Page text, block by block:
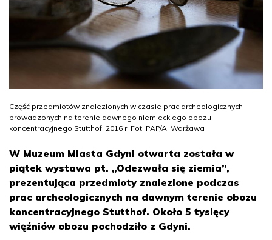
Część przedmiotów znalezionych w czasie prac archeologicznych
prowadzonych na terenie dawnego niemieckiego obozu
koncentracyjnego Stutthof. 2016 r. Fot. PAP/A. Warżawa
W Muzeum Miasta Gdyni otwarta została w
piątek wystawa pt. „Odezwała się ziemia”,
prezentująca przedmioty znalezione podczas
prac archeologicznych na dawnym terenie obozu
koncentracyjnego Stutthof. Około 5 tysięcy
więźniów obozu pochodziło z Gdyni.